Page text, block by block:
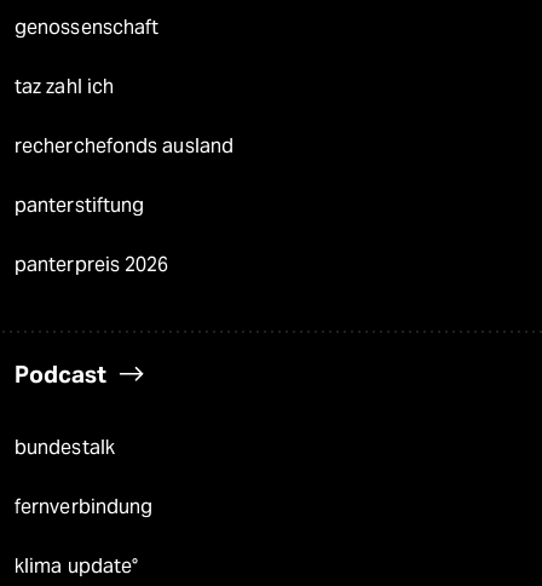
genossenschaft
taz zahl ich
recherchefonds ausland
panterstiftung
panterpreis 2026
Podcast
bundestalk
fernverbindung
klima update°